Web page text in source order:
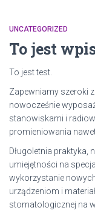
UNCATEGORIZED
To jest
To jest test.
Zapewniamy szeroki
nowocześnie
stanowiskami i
promieniowania
Długoletnia praktyka,
umiejętności na
wykorzystanie
urządzeniom i
stomatologicznej na